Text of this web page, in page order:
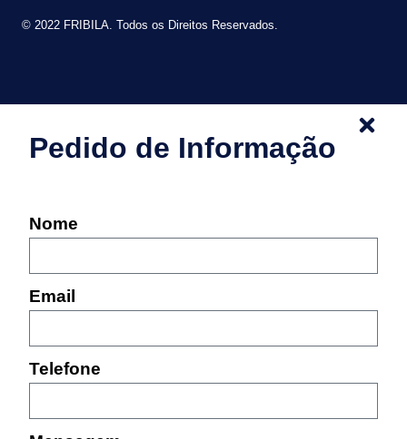
© 2022 FRIBILA. Todos os Direitos Reservados.
Pedido de Informação
Nome
Email
Telefone